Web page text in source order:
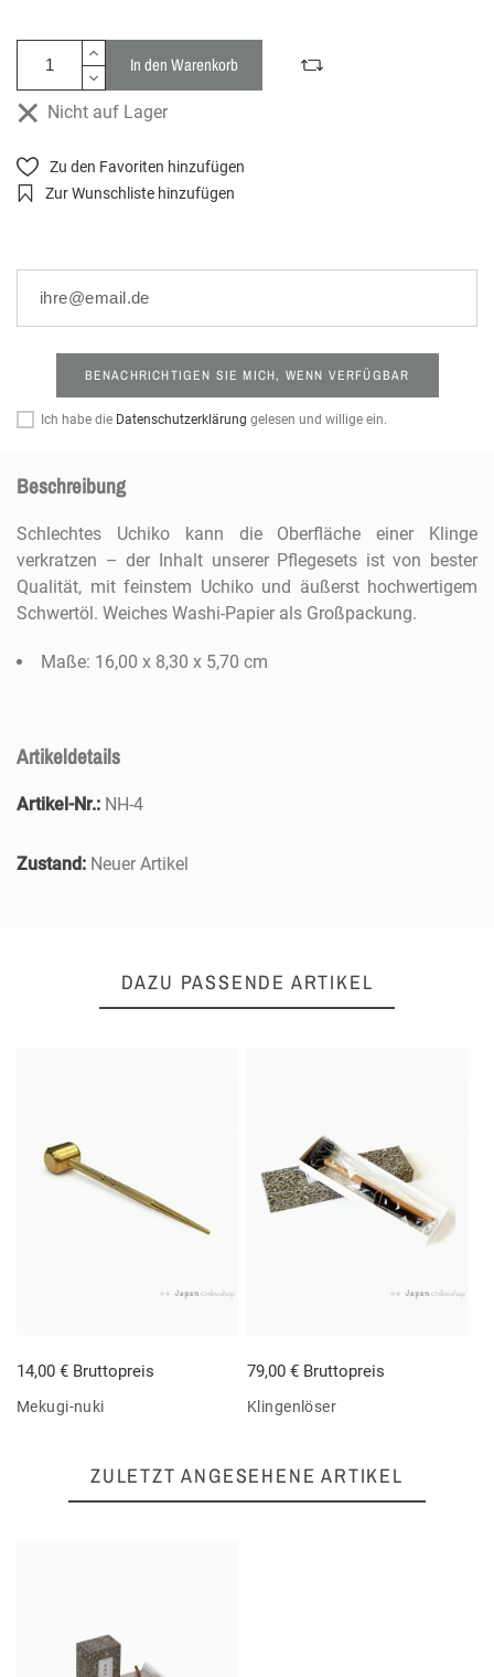
In den Warenkorb
Nicht auf Lager
Zu den Favoriten hinzufügen
Zur Wunschliste hinzufügen
BENACHRICHTIGEN SIE MICH, WENN VERFÜGBAR
Ich habe die Datenschutzerklärung gelesen und willige ein.
Beschreibung
Schlechtes Uchiko kann die Oberfläche einer Klinge
verkratzen – der Inhalt unserer Pflegesets ist von bester
Qualität, mit feinstem Uchiko und äußerst hochwertigem
Schwertöl. Weiches Washi-Papier als Großpackung.
Maße: 16,00 x 8,30 x 5,70 cm
Artikeldetails
Artikel-Nr.: NH-4
Zustand: Neuer Artikel
DAZU PASSENDE ARTIKEL
Mekugi-nuki
14,00 € Bruttopreis
Klingenlöser
79,00 € Bruttopreis
ZULETZT ANGESEHENE ARTIKEL